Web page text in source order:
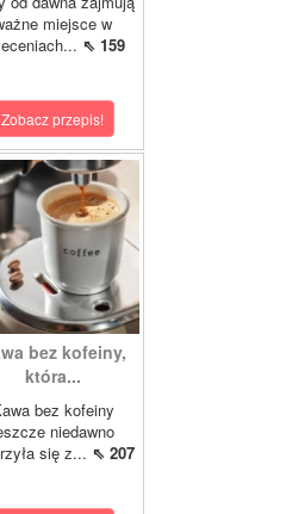
miejsce w
⇖ 159
Zobacz przepis!
bez kofeiny,
która...
bez kofeiny
niedawno
się z... ⇖ 207